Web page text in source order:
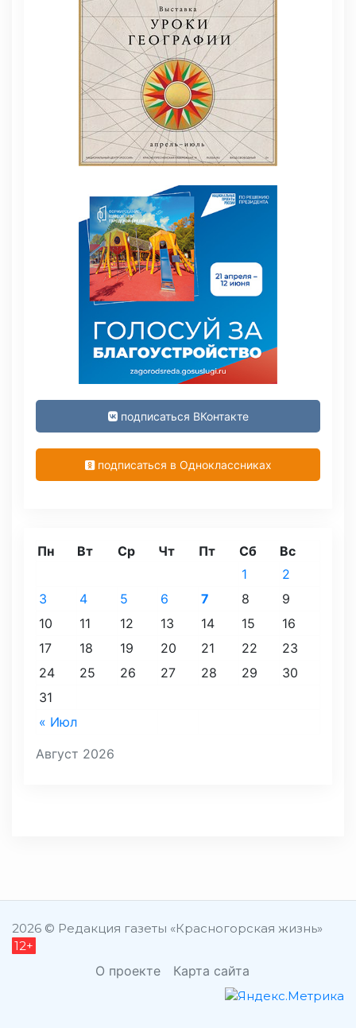
подписаться ВКонтакте
подписаться в Одноклассниках
Август 2026
Пн Вт Ср Чт Пт Сб Вс
« Июл
1
2
3
4 5 6 7 8
9
10
11 12 13 14 15
16
17
18 19 20 21 22
23
24
25 26 27 28 29
30
31
2026 © Редакция газеты «Красногорская жизнь»
12+
О проекте Карта сайта